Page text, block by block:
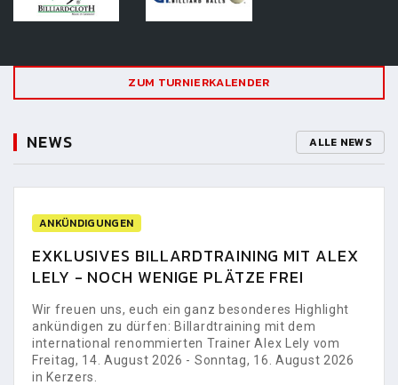
ZUM TURNIERKALENDER
NEWS ALLE NEWS
ANKÜNDIGUNGEN
EXKLUSIVES BILLARDTRAINING MIT ALEX
LELY - NOCH WENIGE PLÄTZE FREI
Wir freuen uns, euch ein ganz besonderes Highlight
ankündigen zu dürfen: Billardtraining mit dem
international renommierten Trainer Alex Lely vom
Freitag, 14. August 2026 - Sonntag, 16. August 2026
in Kerzers.